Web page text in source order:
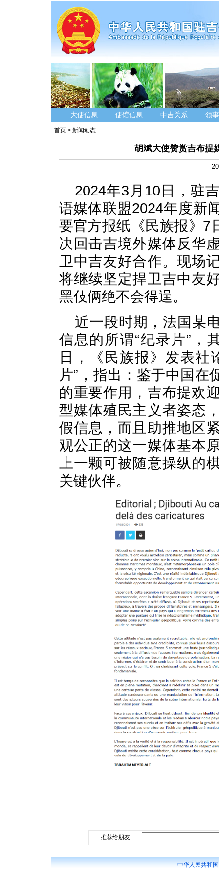
大使信息 使馆信息 中吉关系 领
首页 > 新闻动态
胡斌大使赞赏吉布提
2024年3月10日，驻
语媒体联盟2024年度新
要官方报纸《民族报》7
决回击吉境外媒体反华
卫中吉友好合作。现场
将继续坚定捍卫吉中友
黑伎俩绝不会得逞。
近一段时期，法国某
信息的所谓“纪录片”，
日，《民族报》发表社
片”，指出：鉴于中国在
的重要作用，吉布提欢
型媒体殖民主义者姿态
假信息，而且助推地区
观公正的这一媒体基本
上一颗可被随意操纵的
关键伙伴。
推荐给朋友
中华人民共和